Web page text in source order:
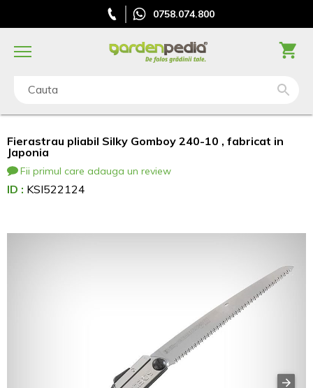
0758.074.800
Cauta
Fierastrau pliabil Silky Gomboy 240-10 , fabricat in
Japonia
Fii primul care adauga un review
ID : KSI522124